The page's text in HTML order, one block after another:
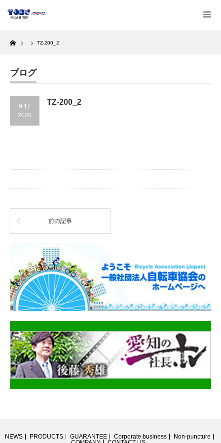
Home
TZ-200_2
ブログ
9.17
2020
TZ-200_2
前の記事
NEWS PRODUCTS GUARANTEE Corporate business
Non-puncture